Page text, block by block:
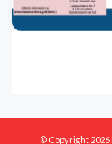
© Copyright 2026